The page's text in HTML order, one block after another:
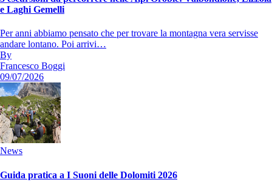
e Laghi Gemelli
Per anni abbiamo pensato che per trovare la montagna vera servisse
andare lontano. Poi arrivi…
By
Francesco Boggi
09/07/2026
News
Guida pratica a I Suoni delle Dolomiti 2026